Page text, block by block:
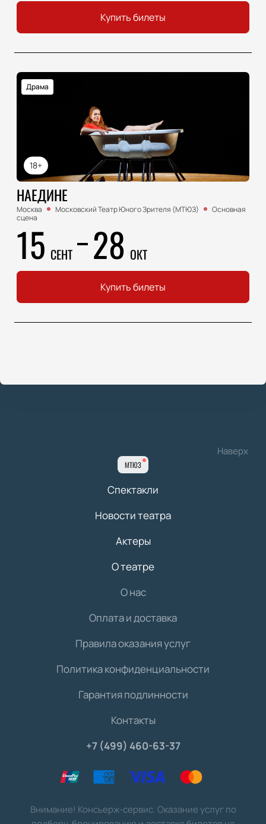
Купить билеты
18+
Драма
НАЕДИНЕ
Москва Московский Театр Юного Зрителя (МТЮЗ)
Основная
сцена
15 СЕНТ 28 ОКТ
Купить билеты
Наверх
МТЮЗ
Спектакли
Новости театра
Актеры
О театре
О нас
Оплата и доставка
Правила оказания услуг
Политика конфиденциальности
Гарантия подлинности
Контакты
+7 (499) 460-63-37
Внимание! Консьерж-сервис. Оказание услуг по